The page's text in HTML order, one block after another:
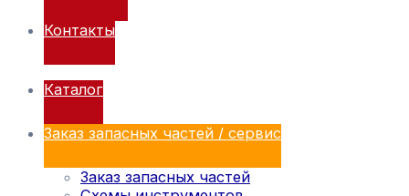
Контакты
Каталог
Заказ запасных частей / сервис
Заказ запасных частей